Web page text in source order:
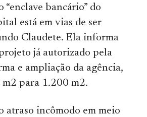
“enclave bancário” do
está em vias de ser
Claudete. Ela informa
já autorizado pela
e ampliação da agência,
m2 para 1.200 m2.
atraso incômodo em meio